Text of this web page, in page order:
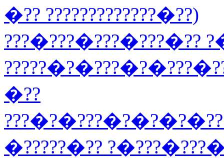
�?? ?????????????�??)
???�???�???�???�??
�??
�?????�??